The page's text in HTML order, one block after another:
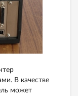
В качестве
может